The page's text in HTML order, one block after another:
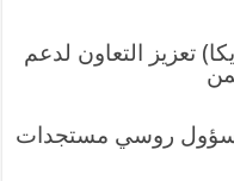
تعزيز التعاون لدعم
روسي مستجدات